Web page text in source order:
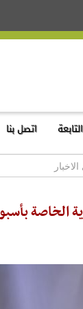
اتصل بنا